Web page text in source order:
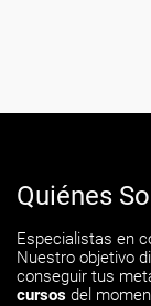
Quiénes
Especialistas en
Nuestro objetivo
conseguir tus
cursos del